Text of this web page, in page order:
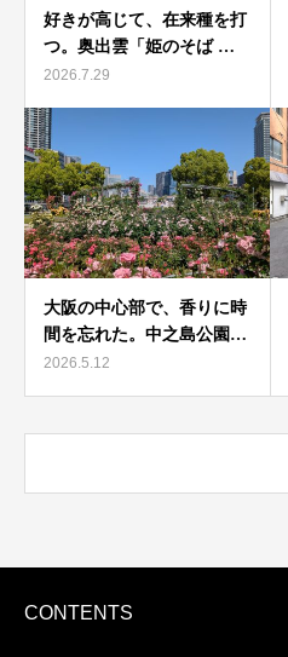
好きが高じて、在来種を打
つ。奥出雲「姫のそば …
2026.7.29
大阪の中心部で、香りに時
間を忘れた。中之島公園…
2026.5.12
CONTENTS